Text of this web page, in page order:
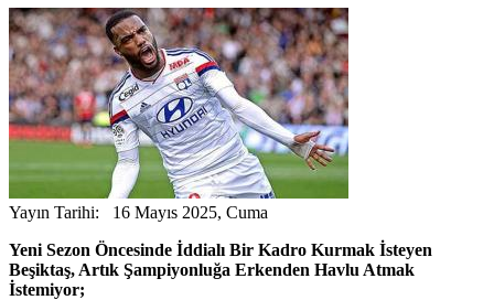
Yayın Tarihi: 16 Mayıs 2025, Cuma
Yeni Sezon Öncesinde İddialı Bir Kadro Kurmak İsteyen
Beşiktaş, Artık Şampiyonluğa Erkenden Havlu Atmak
İstemiyor;